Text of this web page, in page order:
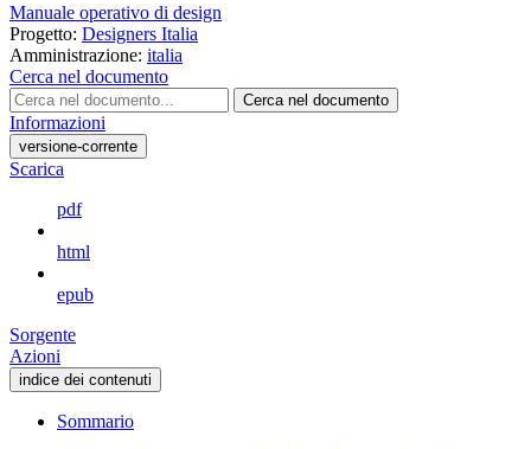
Manuale operativo di design
Progetto: Designers Italia
Amministrazione: italia
Cerca nel documento
Cerca nel documento
Informazioni
versione-corrente
Scarica
pdf
html
epub
Sorgente
Azioni
indice dei contenuti
Sommario